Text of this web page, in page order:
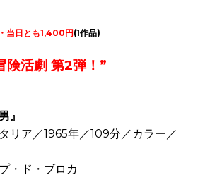
当日とも1,400円(1作品)
険活劇 第2弾！”
』
リア／1965年／109分／カラー／
・ド・ブロカ